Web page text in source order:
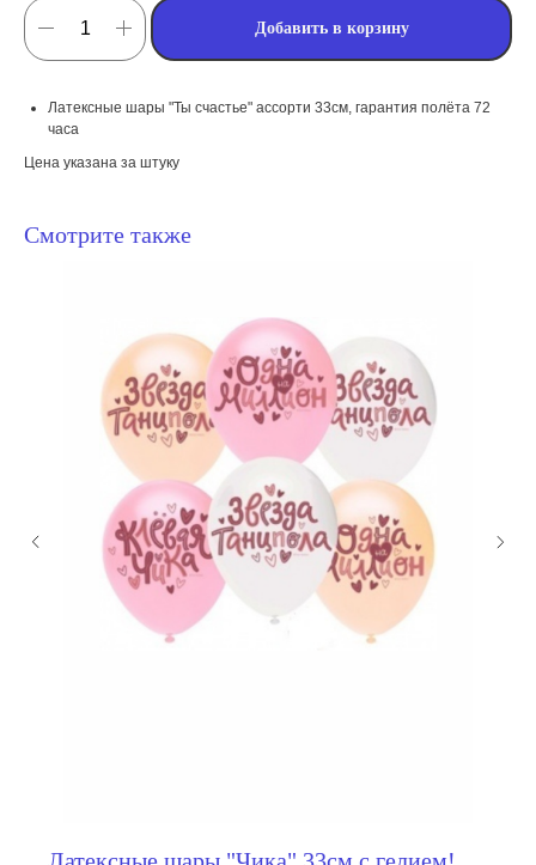
Добавить в корзину
Латексные шары "Ты счастье" ассорти 33см, гарантия полёта 72
часа
Цена указана за штуку
Смотрите также